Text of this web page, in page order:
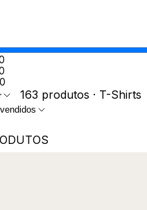
163 produtos · T-Shirts